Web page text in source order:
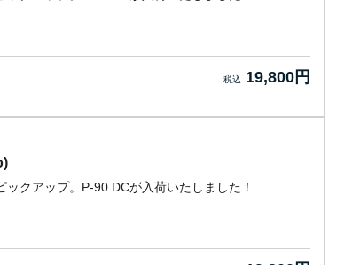
19,800円
クアップ。P-90 DCが入荷いたしました！